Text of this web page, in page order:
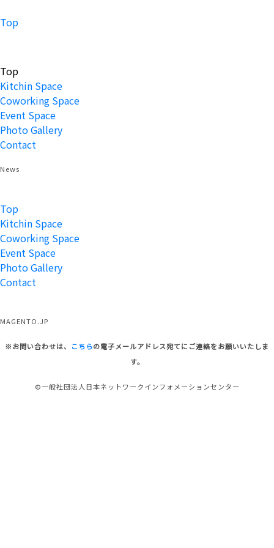
Top
Top
Kitchin Space
Coworking Space
Event Space
Photo Gallery
Contact
News
Top
Kitchin Space
Coworking Space
Event Space
Photo Gallery
Contact
MAGENTO.JP
※お問い合わせは、 こちらの電子メールアドレス宛てにご連絡をお願いいたしま
す。
©一般社団法人日本ネットワークインフォメーションセンター